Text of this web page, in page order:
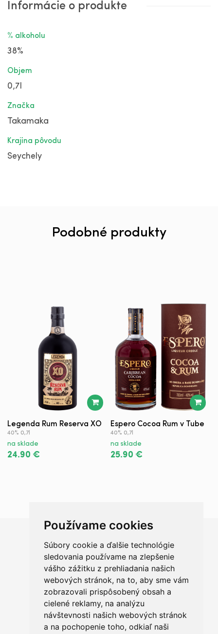
Používame cookies
Súbory cookie a ďalšie technológie
sledovania používame na zlepšenie
vášho zážitku z prehliadania našich
webových stránok, na to, aby sme vám
zobrazovali prispôsobený obsah a
cielené reklamy, na analýzu
návštevnosti našich webových stránok
a na pochopenie toho, odkiaľ naši
Informácie o produkte
% alkoholu
38%
Objem
0,7l
Značka
Takamaka
Krajina pôvodu
Seychely
Podobné produkty
Legenda Rum Reserva XO
40% 0,7l
na sklade
24.90 €
Espero Cocoa Rum v Tube
40% 0,7l
na sklade
25.90 €
Chceš sa radšej porozprávať?
+421 950 420 666